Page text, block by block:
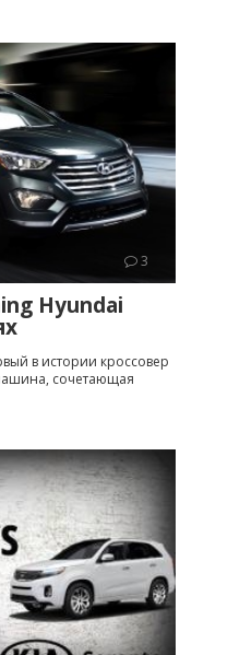
3
Hyundai
в истории кроссовер
сочетающая